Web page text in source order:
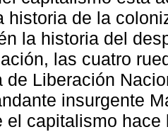
historia de la
la historia del
las cuatro
de Liberación
insurgente
el capitalismo